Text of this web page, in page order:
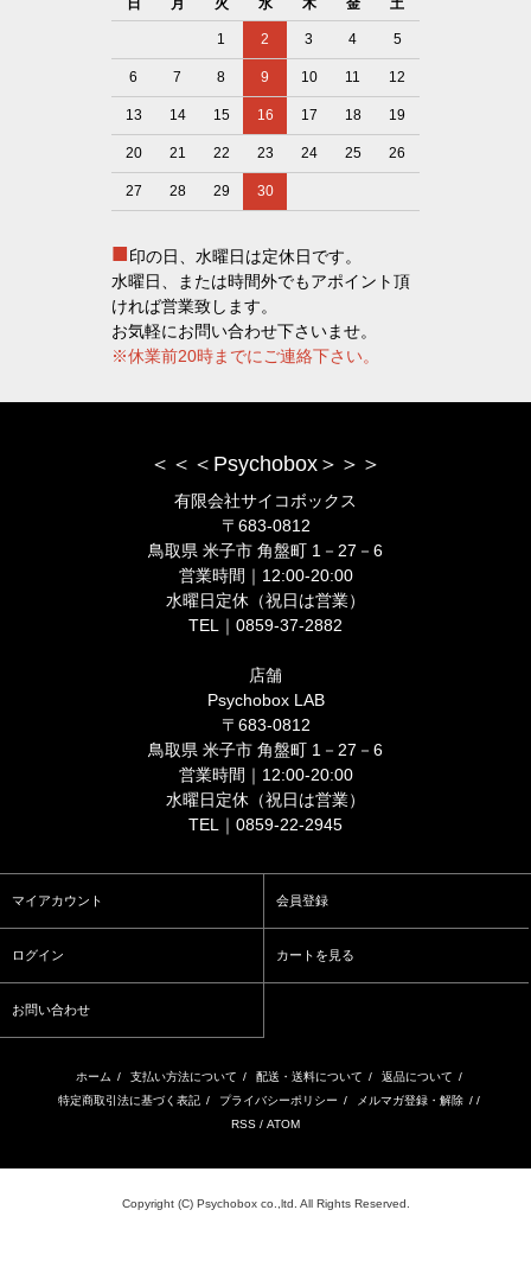
日
月 火 水 木 金 土
1 2 3 4 5
6 7 8 9 10 11 12
13 14 15 16 17 18 19
20 21 22 23 24 25 26
27 28 29 30
■印の日、水曜日は定休日です。
水曜日、または時間外でもアポイント頂
ければ営業致します。
お気軽にお問い合わせ下さいませ。
※休業前20時までにご連絡下さい。
＜＜＜Psychobox＞＞＞
有限会社サイコボックス
〒683-0812
鳥取県 米子市 角盤町 1－27－6
営業時間｜12:00-20:00
水曜日定休（祝日は営業）
TEL｜0859-37-2882
店舗
Psychobox LAB
〒683-0812
鳥取県 米子市 角盤町 1－27－6
営業時間｜12:00-20:00
水曜日定休（祝日は営業）
TEL｜0859-22-2945
マイアカウント 会員登録
ログイン カートを見る
お問い合わせ
ホーム / 支払い方法について / 配送・送料について / 返品について /
特定商取引法に基づく表記 / プライバシーポリシー / メルマガ登録・解除 / /
RSS / ATOM
Copyright (C) Psychobox co.,ltd. All Rights Reserved.